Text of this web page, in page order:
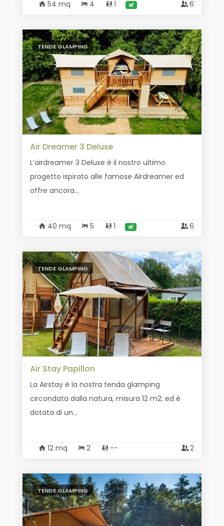
54 mq 4 1 6
TENDE GLAMPING
Air Dreamer 3 Deluxe
L’airdreamer 3 Deluxe è il nostro ultimo
progetto ispirato alle famose Airdreamer ed
offre ancora...
40 mq 5 1 6
TENDE GLAMPING
Air Stay Papillon
La Airstay è la nostra tenda glamping
circondata dalla natura, misura 12 m2; ed è
dotata di un...
12 mq 2 -- 2
TENDE GLAMPING